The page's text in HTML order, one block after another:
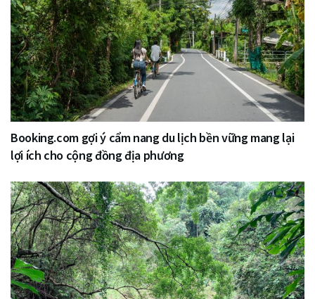
Booking.com gợi ý cẩm nang du lịch bền vững mang lại
lợi ích cho cộng đồng địa phương